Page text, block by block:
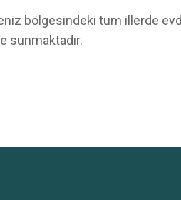
bölgesindeki tüm illerde
sunmaktadır.